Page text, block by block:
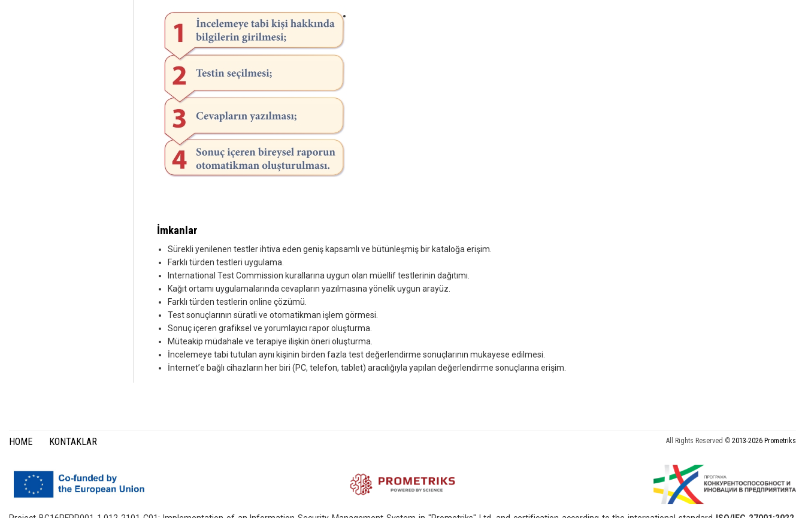
İmkanlar
Sürekli yenilenen testler ihtiva eden geniş kapsamlı ve bütünleşmiş bir kataloğa erişim.
Farklı türden testleri uygulama.
International Test Commission kurallarına uygun olan müellif testlerinin dağıtımı.
Kağıt ortamı uygulamalarında cevapların yazılmasına yönelik uygun arayüz.
Farklı türden testlerin online çözümü.
Test sonuçlarının süratli ve otomatikman işlem görmesi.
Sonuç içeren grafiksel ve yorumlayıcı rapor oluşturma.
Müteakip müdahale ve terapiye ilişkin öneri oluşturma.
İncelemeye tabi tutulan aynı kişinin birden fazla test değerlendirme sonuçlarının mukayese edilmesi.
İnternet’e bağlı cihazların her biri (РС, telefon, tablet) aracılığıyla yapılan değerlendirme sonuçlarına erişim.
HOME KONTAKLAR All Rights Reserved © 2013-2026 Prometriks